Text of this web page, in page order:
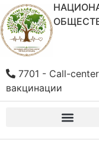
7701 - Call-
вакцинации